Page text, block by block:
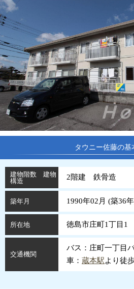
タウニー佐藤の基
建物階数 建物
構造
2階建 鉄骨造
築年月 1990年02月 (築36年
所在地 徳島市庄町1丁目1
交通機関
バス：庄町一丁目
車： 蔵本駅より徒